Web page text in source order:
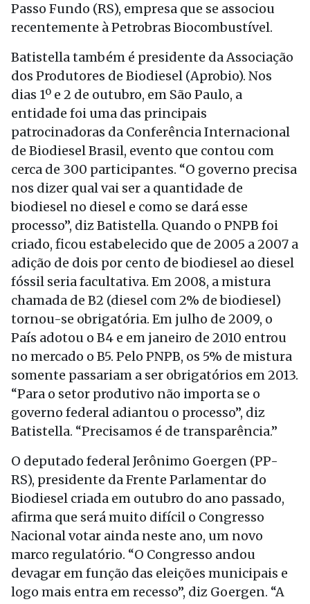
Passo Fundo (RS), empresa que se associou
recentemente à Petrobras Biocombustível.
Batistella também é presidente da Associação
dos Produtores de Biodiesel (Aprobio). Nos
dias 1º e 2 de outubro, em São Paulo, a
entidade foi uma das principais
patrocinadoras da Conferência Internacional
de Biodiesel Brasil, evento que contou com
cerca de 300 participantes. “O governo precisa
nos dizer qual vai ser a quantidade de
biodiesel no diesel e como se dará esse
processo”, diz Batistella. Quando o PNPB foi
criado, ficou estabelecido que de 2005 a 2007 a
adição de dois por cento de biodiesel ao diesel
fóssil seria facultativa. Em 2008, a mistura
chamada de B2 (diesel com 2% de biodiesel)
tornou-se obrigatória. Em julho de 2009, o
País adotou o B4 e em janeiro de 2010 entrou
no mercado o B5. Pelo PNPB, os 5% de mistura
somente passariam a ser obrigatórios em 2013.
“Para o setor produtivo não importa se o
governo federal adiantou o processo”, diz
Batistella. “Precisamos é de transparência.”
O deputado federal Jerônimo Goergen (PP-
RS), presidente da Frente Parlamentar do
Biodiesel criada em outubro do ano passado,
afirma que será muito difícil o Congresso
Nacional votar ainda neste ano, um novo
marco regulatório. “O Congresso andou
devagar em função das eleições municipais e
logo mais entra em recesso”, diz Goergen. “A